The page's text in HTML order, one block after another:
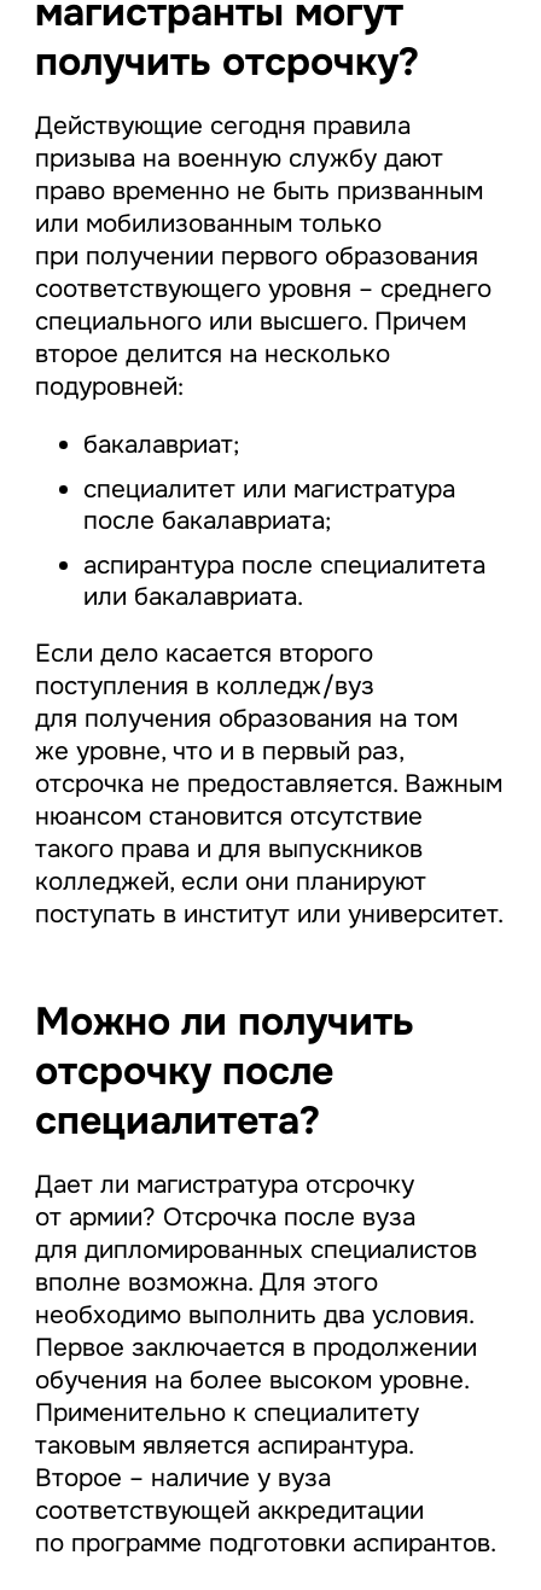
магистранты могут
получить отсрочку?
Действующие сегодня правила
призыва на военную службу дают
право временно не быть призванным
или мобилизованным только
при получении первого образования
соответствующего уровня – среднего
специального или высшего. Причем
второе делится на несколько
подуровней:
бакалавриат;
специалитет или магистратура
после бакалавриата;
аспирантура после специалитета
или бакалавриата.
Если дело касается второго
поступления в колледж/вуз
для получения образования на том
же уровне, что и в первый раз,
отсрочка не предоставляется. Важным
нюансом становится отсутствие
такого права и для выпускников
колледжей, если они планируют
поступать в институт или университет.
Можно ли получить
отсрочку после
специалитета?
Дает ли магистратура отсрочку
от армии? Отсрочка после вуза
для дипломированных специалистов
вполне возможна. Для этого
необходимо выполнить два условия.
Первое заключается в продолжении
обучения на более высоком уровне.
Применительно к специалитету
таковым является аспирантура.
Второе – наличие у вуза
соответствующей аккредитации
по программе подготовки аспирантов.